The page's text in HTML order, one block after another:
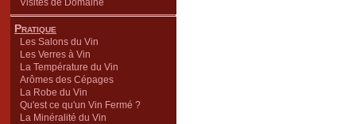
Visites de Domaine
Pratique
Les Salons du Vin
Les Verres à Vin
La Température du Vin
Arômes des Cépages
La Robe du Vin
Qu'est ce qu'un Vin Fermé ?
La Minéralité du Vin